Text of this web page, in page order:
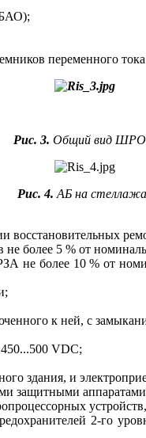
переменного
Рис. 3. Общий вид
Рис. 4. АБ на
более 5 % от
не более 10 % от
к ней, с
VDC;
здания, и
защитными
2‑го